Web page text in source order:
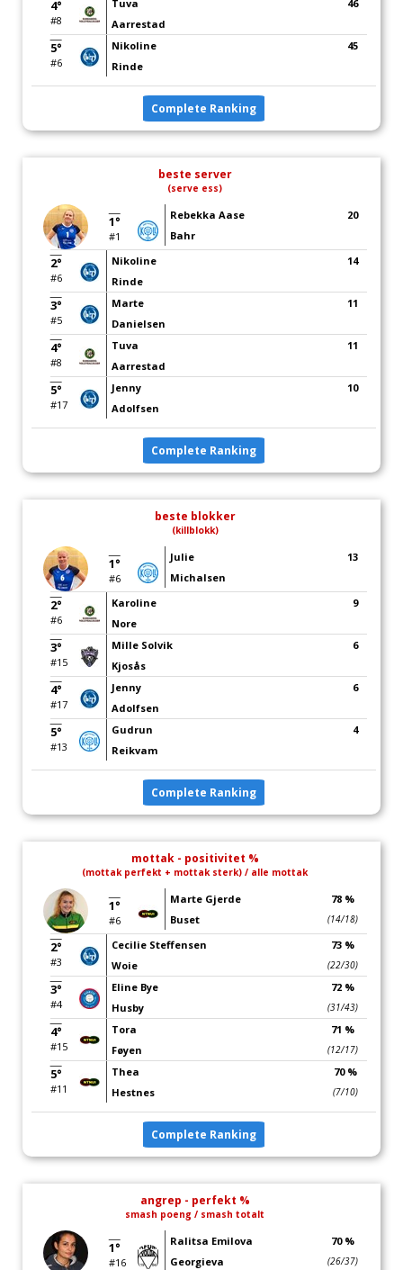
4°
#8
Tuva
Aarrestad
46
5°
#6
Nikoline
Rinde
45
Complete Ranking
beste server
(serve ess)
1°
#1
Rebekka Aase
Bahr
20
2°
#6
Nikoline
Rinde
14
3°
#5
Marte
Danielsen
11
4°
#8
Tuva
Aarrestad
11
5°
#17
Jenny
Adolfsen
10
Complete Ranking
beste blokker
(killblokk)
1°
#6
Julie
Michalsen
13
2°
#6
Karoline
Nore
9
3°
#15
Mille Solvik
Kjosås
6
4°
#17
Jenny
Adolfsen
6
5°
#13
Gudrun
Reikvam
4
Complete Ranking
mottak - positivitet %
(mottak perfekt + mottak sterk) / alle mottak
1°
#6
Marte Gjerde
Buset
78 %
(14/18)
2°
#3
Cecilie Steffensen
Woie
73 %
(22/30)
3°
#4
Eline Bye
Husby
72 %
(31/43)
4°
#15
Tora
Føyen
71 %
(12/17)
5°
#11
Thea
Hestnes
70 %
(7/10)
Complete Ranking
angrep - perfekt %
smash poeng / smash totalt
1°
#16
Ralitsa Emilova
Georgieva
70 %
(26/37)